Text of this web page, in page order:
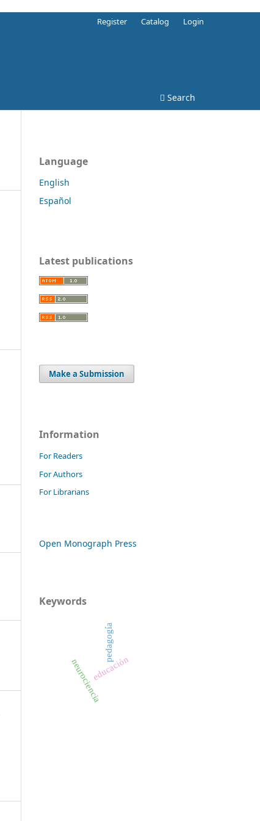
Search
Register Catalog Login
Language
English
Español
Latest publications
Make a Submission
Information
For Readers
For Authors
For Librarians
Open Monograph Press
Keywords
neurocienciaeducación
pedagogía